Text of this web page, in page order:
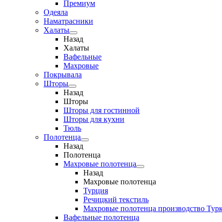
Премиум
Одеяла
Наматрасники
Халаты
Назад
Халаты
Вафельные
Махровые
Покрывала
Шторы
Назад
Шторы
Шторы для гостинной
Шторы для кухни
Тюль
Полотенца
Назад
Полотенца
Махровые полотенца
Назад
Махровые полотенца
Турция
Речицкий текстиль
Махровые полотенца производство
Вафельные полотенца